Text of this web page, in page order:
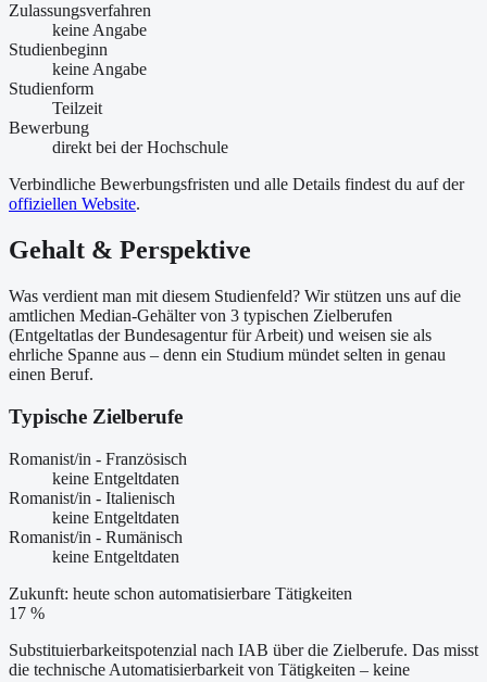
Zulassungsverfahren
keine Angabe
Studienbeginn
keine Angabe
Studienform
Teilzeit
Bewerbung
direkt bei der Hochschule
Verbindliche Bewerbungsfristen und alle Details findest du auf der
offiziellen Website.
Gehalt & Perspektive
Was verdient man mit diesem Studienfeld? Wir stützen uns auf die
amtlichen Median-Gehälter von 3 typischen Zielberufen
(Entgeltatlas der Bundesagentur für Arbeit) und weisen sie als
ehrliche Spanne aus – denn ein Studium mündet selten in genau
einen Beruf.
Typische Zielberufe
Romanist/in - Französisch
keine Entgeltdaten
Romanist/in - Italienisch
keine Entgeltdaten
Romanist/in - Rumänisch
keine Entgeltdaten
Zukunft: heute schon automatisierbare Tätigkeiten
17 %
Substituierbarkeitspotenzial nach IAB über die Zielberufe. Das misst
die technische Automatisierbarkeit von Tätigkeiten – keine